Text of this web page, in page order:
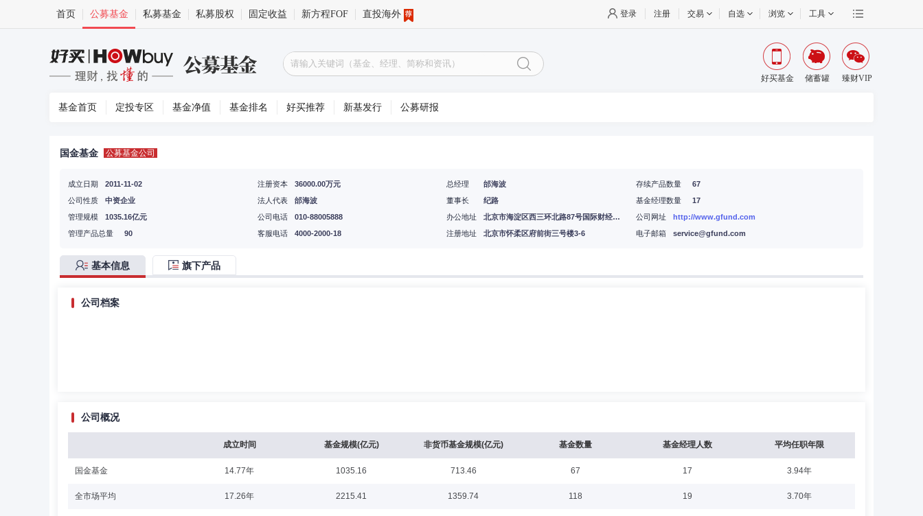
首页 公募基金 私募基金 私募股权 固定收益 新方程FOF 直投海外 登录 注册 交易 自选 浏览 工具
好买基金 储蓄罐 臻财VIP
基金首页 定投专区 基金净值 基金排名 好买推荐 新基发行 公募研报
国金基金 公募基金公司
成立日期
2011-11-02
公司性质
中资企业
注册资本
36000.00万元
法人代表
邰海波
总经理
邰海波
董事长
纪路
存续产品数量
67
基金经理数量
17
管理规模
1035.16亿元
管理产品总量
90
公司电话
010-88005888
客服电话
4000-2000-18
办公地址
北京市海淀区西三环北路87号国际财经中心D座14层
注册地址
北京市怀柔区府前街三号楼3-6
公司网址
http://www.gfund.com
电子邮箱
service@gfund.com
基本信息 旗下产品
公司档案
公司概况
成立时间 基金规模(亿元) 非货币基金规模(亿元) 基金数量 基金经理人数 平均任职年限
国金基金 14.77年 1035.16 713.46 67 17 3.94年
全市场平均 17.26年 2215.41 1359.74 118 19 3.70年